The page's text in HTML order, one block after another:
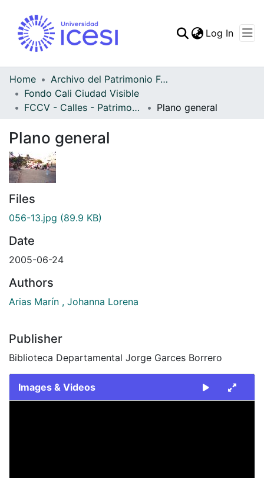
Log In
Home
Archivo del Patrimonio Fotográfico y Fílmico del Valle del Cauca
Fondo Cali Ciudad Visible
FCCV - Calles - Patrimonial
Plano general
Plano general
Files
056-13.jpg (89.9 KB)
Date
2005-06-24
Authors
Arias Marín , Johanna Lorena
Publisher
Biblioteca Departamental Jorge Garces Borrero
Images & Videos